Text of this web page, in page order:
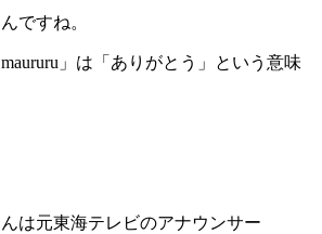
ですね。
」は「ありがとう」という意味
は元東海テレビのアナウンサー